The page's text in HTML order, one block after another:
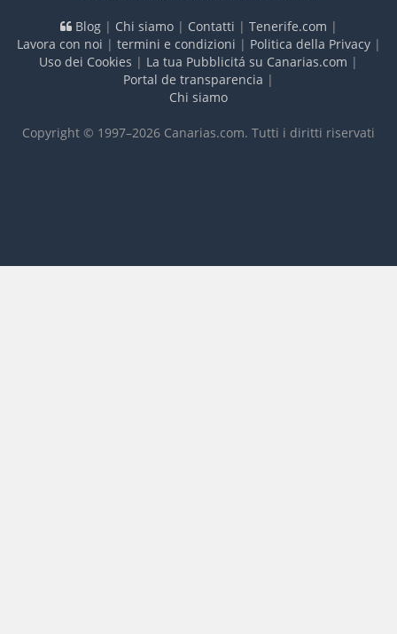
Blog| Chi siamo| Contatti | Tenerife.com |
Lavora con noi | termini e condizioni | Politica della Privacy|
Uso dei Cookies | La tua Pubblicitá su Canarias.com |
Portal de transparencia |
Chi siamo
Copyright © 1997–2026 Canarias.com. Tutti i diritti riservati